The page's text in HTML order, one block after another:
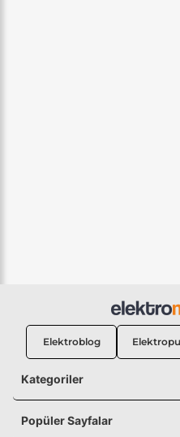
Elektroblog
Kategoriler
Popüler Sayfalar